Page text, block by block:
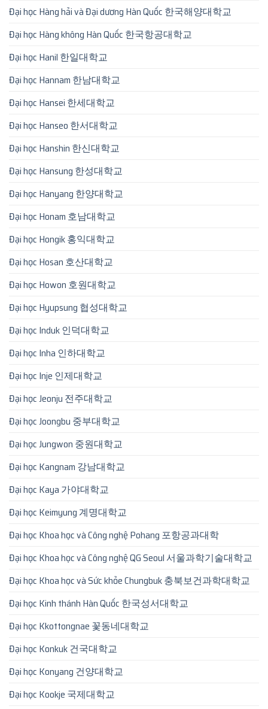
Đại học Hàng hải và Đại dương Hàn Quốc 한국해양대학교
Đại học Hàng không Hàn Quốc 한국항공대학교
Đại học Hanil 한일대학교
Đại học Hannam 한남대학교
Đại học Hansei 한세대학교
Đại học Hanseo 한서대학교
Đại học Hanshin 한신대학교
Đại học Hansung 한성대학교
Đại học Hanyang 한양대학교
Đại học Honam 호남대학교
Đại học Hongik 홍익대학교
Đại học Hosan 호산대학교
Đại học Howon 호원대학교
Đại học Hyupsung 협성대학교
Đại học Induk 인덕대학교
Đại học Inha 인하대학교
Đại học Inje 인제대학교
Đại học Jeonju 전주대학교
Đại học Joongbu 중부대학교
Đại học Jungwon 중원대학교
Đại học Kangnam 강남대학교
Đại học Kaya 가야대학교
Đại học Keimyung 계명대학교
Đại học Khoa học và Công nghệ Pohang 포항공과대학
Đại học Khoa học và Công nghệ QG Seoul 서울과학기술대학교
Đại học Khoa học và Sức khỏe Chungbuk 충북보건과학대학교
Đại học Kinh thánh Hàn Quốc 한국성서대학교
Đại học Kkottongnae 꽃동네대학교
Đại học Konkuk 건국대학교
Đại học Konyang 건양대학교
Đại học Kookje 국제대학교